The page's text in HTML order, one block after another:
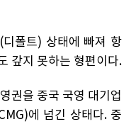
폴트) 상태에 빠져 항
갚지 못하는 형편이다.
권을 중국 국영 대기업
에 넘긴 상태다. 중